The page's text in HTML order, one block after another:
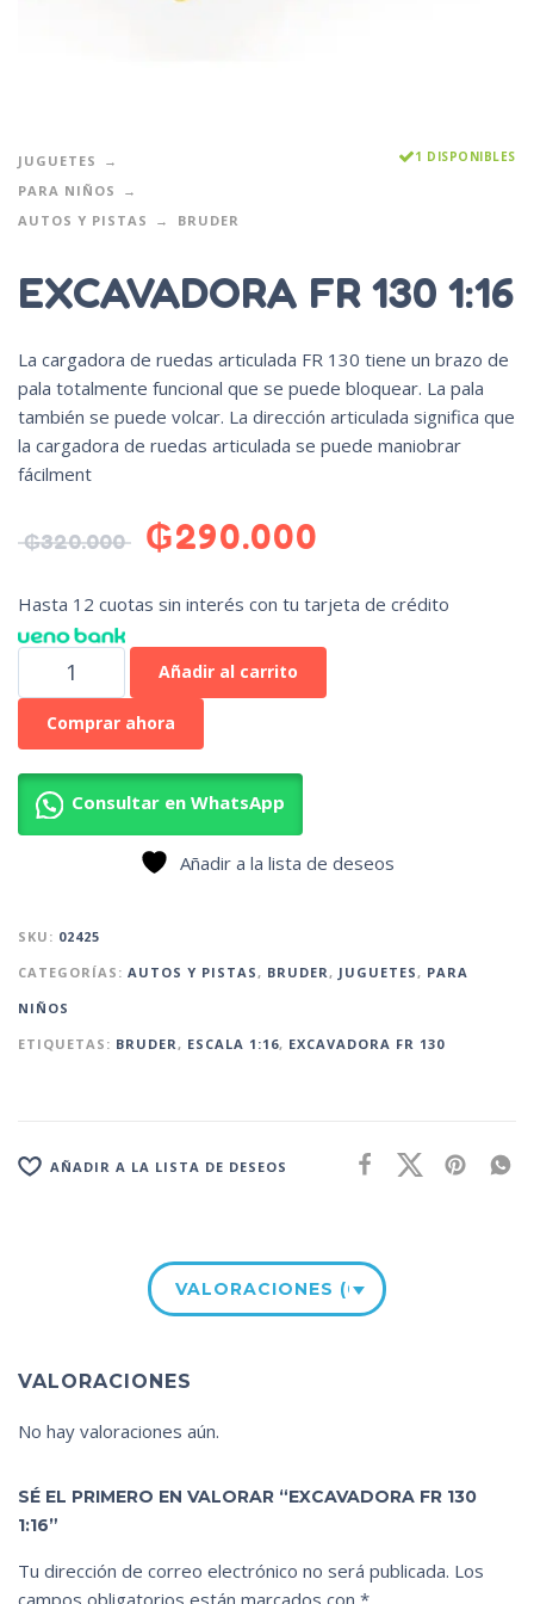
JUGUETES
PARA NIÑOS
AUTOS Y PISTAS
BRUDER
1 DISPONIBLES
EXCAVADORA FR 130 1:16
La cargadora de ruedas articulada FR 130 tiene un brazo de
pala totalmente funcional que se puede bloquear. La pala
también se puede volcar. La dirección articulada significa que
la cargadora de ruedas articulada se puede maniobrar
fácilment
₲320.000 ₲290.000
Hasta 12 cuotas sin interés con tu tarjeta de crédito
Añadir al carrito
Comprar ahora
Consultar en WhatsApp
Añadir a la lista de deseos
SKU: 02425
CATEGORÍAS: AUTOS Y PISTAS, BRUDER, JUGUETES, PARA
NIÑOS
ETIQUETAS: BRUDER, ESCALA 1:16, EXCAVADORA FR 130
AÑADIR A LA LISTA DE DESEOS
VALORACIONES (0)
VALORACIONES
No hay valoraciones aún.
SÉ EL PRIMERO EN VALORAR “EXCAVADORA FR 130
1:16”
Tu dirección de correo electrónico no será publicada. Los